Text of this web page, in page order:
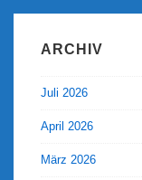
ARCHIV
Juli 2026
April 2026
März 2026